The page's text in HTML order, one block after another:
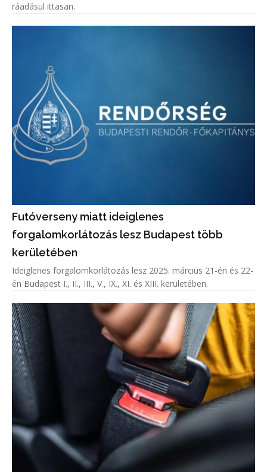
ráadásul ittasan.
Futóverseny miatt ideiglenes
forgalomkorlátozás lesz Budapest több
kerületében
Ideiglenes forgalomkorlátozás lesz 2025. március 21-én és 22-
én Budapest I., II., III., V., IX., XI. és XIII. kerületében.